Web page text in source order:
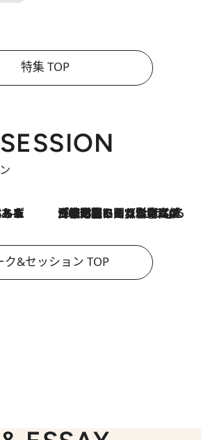
特集 TOP
2026.8.3
「住宅建てられない…」「サーチャージ料の高値が続いている」ホルムズ海峡封鎖による影響はいつまで続く？《エネルギー専門家に聞く“どうなる日本の暮らし”》
ク&セッション TOP